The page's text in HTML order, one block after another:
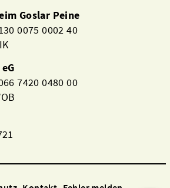
Goslar Peine
0075 0002 40
7420 0480 00